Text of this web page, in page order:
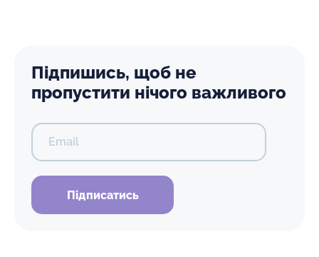
Підпишись, щоб не
пропустити нічого важливого
Email
Підписатись